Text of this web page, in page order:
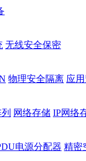
无线安全保密
物理安全隔离 应
网络存储 IP网络
电源分配器 精密